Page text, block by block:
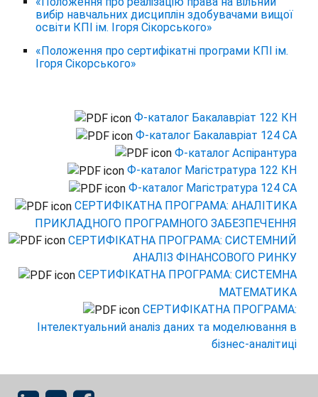
вибір навчальних дисциплін здобувачами вищої
освіти КПІ ім. Ігоря Сікорського»
«Положення про сертифікатні програми КПІ ім.
Ігоря Сікорського»
Ф-каталог Бакалавріат 122 КН
Ф-каталог Бакалавріат 124 СА
Ф-каталог Аспірантура
Ф-каталог Магістратура 122 КН
Ф-каталог Магістратура 124 СА
СЕРТИФІКАТНА ПРОГРАМА: АНАЛІТИКА
ПРИКЛАДНОГО ПРОГРАМНОГО ЗАБЕЗПЕЧЕННЯ
СЕРТИФІКАТНА ПРОГРАМА: СИСТЕМНИЙ
АНАЛІЗ ФІНАНСОВОГО РИНКУ
СЕРТИФІКАТНА ПРОГРАМА: СИСТЕМНА
МАТЕМАТИКА
СЕРТИФІКАТНА ПРОГРАМА:
Інтелектуальний аналіз даних та моделювання в
бізнес-аналітиці